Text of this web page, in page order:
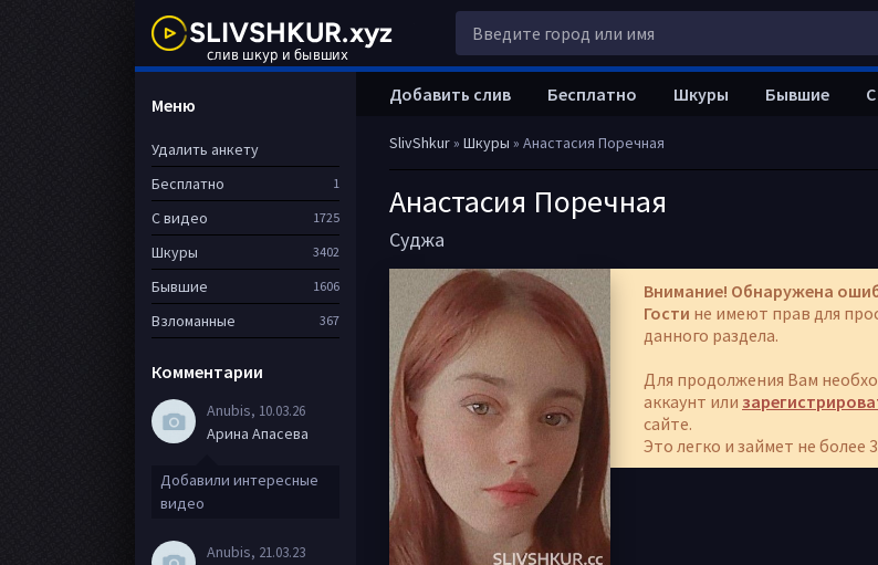
SlivShkur» Шкуры » Анастасия Поречная
Анастасия Поречная
Суджа
Внимание! Обнаружена
Гости не имеют прав для
данного раздела.
Для продолжения Вам
аккаунт или
сайте.
Это легко и займет не более
Добавить слив Бесплатно Шкуры Бывшие
Меню
Удалить анкету
Бесплатно
1
С видео 1725
Шкуры 3402
Бывшие 1606
Взломанные 367
Комментарии
Anubis, 10.03.26
Арина Апасева
Добавили интересные
видео
Anubis, 21.03.23